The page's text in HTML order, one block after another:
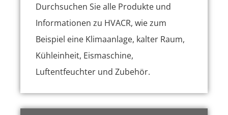
Durchsuchen Sie alle Produkte und
Informationen zu HVACR, wie zum
Beispiel eine Klimaanlage, kalter Raum,
Kühleinheit, Eismaschine,
Luftentfeuchter und Zubehör.